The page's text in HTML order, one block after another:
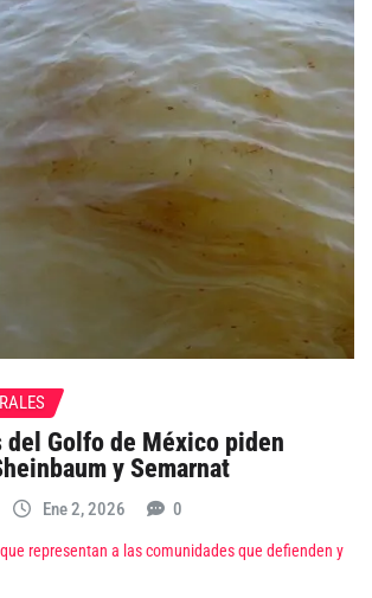
del Golfo de México piden
y Semarnat
Ene 2, 2026 0
representan a las comunidades que defienden y